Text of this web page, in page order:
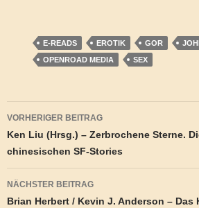
E-READS EROTIK GOR
OPENROAD MEDIA
SEX
Beitragsnavigation
VORHERIGER BEITRAG
Ken Liu (Hrsg.) – Zerbrochene Sterne.
chinesischen SF-Stories
NÄCHSTER BEITRAG
Brian Herbert / Kevin J. Anderson – Das